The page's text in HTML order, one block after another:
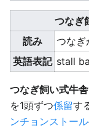
つなぎ
読み
つなぎ
英語表記 stall
つなぎ飼い式牛舎
を1頭ずつ係留す
ンチョンストール